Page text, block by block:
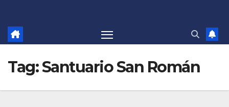
Tag:Santuario San Román